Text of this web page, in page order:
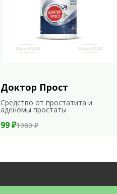
Доктор Прост
Средство от простатита и
аденомы простаты
99 ₽1980 ₽